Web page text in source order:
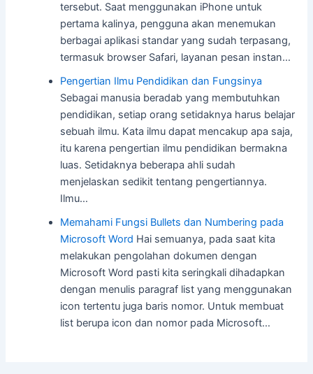
tersebut. Saat menggunakan iPhone untuk
pertama kalinya, pengguna akan menemukan
berbagai aplikasi standar yang sudah terpasang,
termasuk browser Safari, layanan pesan instan…
Pengertian Ilmu Pendidikan dan Fungsinya
Sebagai manusia beradab yang membutuhkan
pendidikan, setiap orang setidaknya harus belajar
sebuah ilmu. Kata ilmu dapat mencakup apa saja,
itu karena pengertian ilmu pendidikan bermakna
luas. Setidaknya beberapa ahli sudah
menjelaskan sedikit tentang pengertiannya.
Ilmu…
Memahami Fungsi Bullets dan Numbering pada
Microsoft Word Hai semuanya, pada saat kita
melakukan pengolahan dokumen dengan
Microsoft Word pasti kita seringkali dihadapkan
dengan menulis paragraf list yang menggunakan
icon tertentu juga baris nomor. Untuk membuat
list berupa icon dan nomor pada Microsoft…